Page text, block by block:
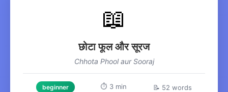
📖
छोटा फूल और सूरज
Chhota Phool aur Sooraj
beginner ⏱️ 3 min 📝 52 words